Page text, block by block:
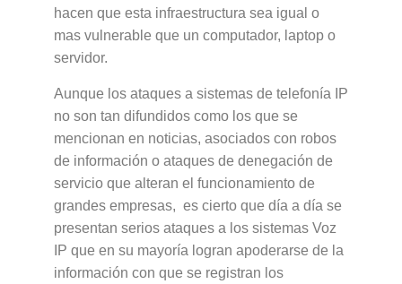
hacen que esta infraestructura sea igual o
mas vulnerable que un computador, laptop o
servidor.
Aunque los ataques a sistemas de telefonía IP
no son tan difundidos como los que se
mencionan en noticias, asociados con robos
de información o ataques de denegación de
servicio que alteran el funcionamiento de
grandes empresas, es cierto que día a día se
presentan serios ataques a los sistemas Voz
IP que en su mayoría logran apoderarse de la
información con que se registran los